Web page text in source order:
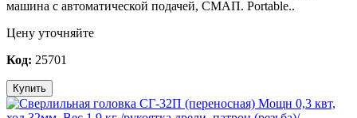
машина с автоматической подачей, СМАП. Portable..
Цену уточняйте
Код: 25701
Купить